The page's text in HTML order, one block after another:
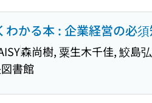
わかる本 : 企業経営の必
森尚樹, 粟生木千佳, 鮫島
書館